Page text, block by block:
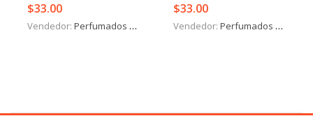
$33.00
Vendedor: Perfumados y más
$33.00
Vendedor: Perfumados y más